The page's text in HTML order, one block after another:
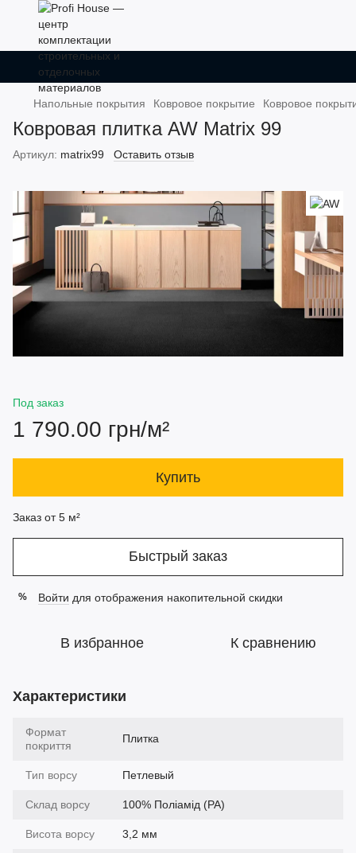
Напольные покрытия Ковровое покрытие Ковровое
Ковровая плитка AW Matrix 99
Артикул: matrix99 Оставить отзыв
Под заказ
1 790.00 грн/м²
Купить
Заказ от 5 м²
Быстрый заказ
% Войти для отображения накопительной скидки
В избранное К сравнению
Характеристики
Формат
покриття
Плитка
Тип ворсу Петлевый
Склад ворсу 100% Поліамід (PA)
Висота ворсу 3,2 мм